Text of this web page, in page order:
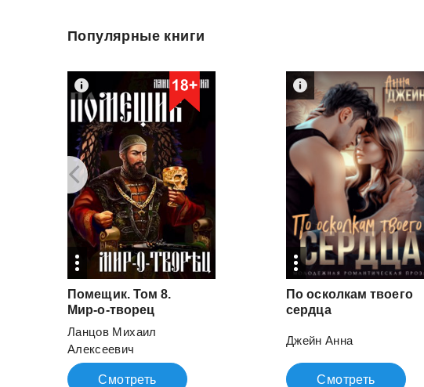
Популярные книги
Помещик. Том 8.
Мир-о-творец
Ланцов Михаил
Алексеевич
Смотреть
По осколкам твоего
сердца
Джейн Анна
Смотреть